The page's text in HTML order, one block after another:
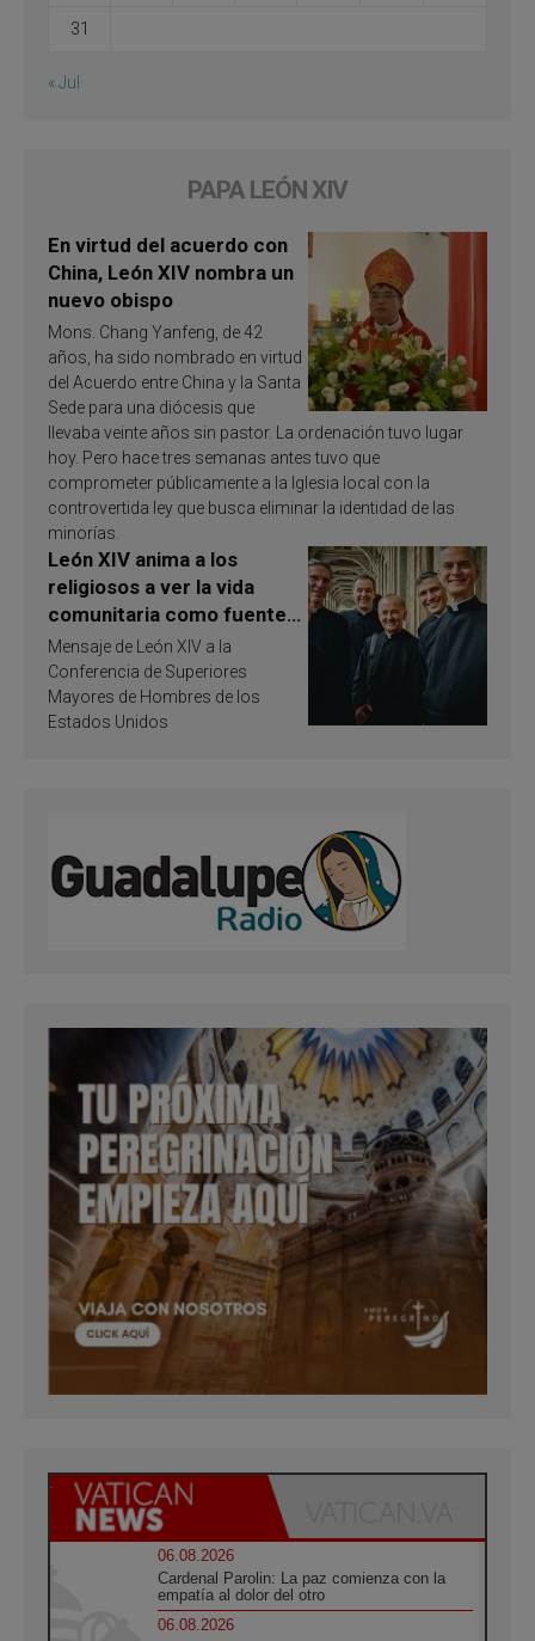
31
« Jul
PAPA LEÓN XIV
En virtud del acuerdo con
China, León XIV nombra un
nuevo obispo
Mons. Chang Yanfeng, de 42
años, ha sido nombrado en virtud
del Acuerdo entre China y la Santa
Sede para una diócesis que
llevaba veinte años sin pastor. La ordenación tuvo lugar
hoy. Pero hace tres semanas antes tuvo que
comprometer públicamente a la Iglesia local con la
controvertida ley que busca eliminar la identidad de las
minorías.
León XIV anima a los
religiosos a ver la vida
comunitaria como fuente
de inspiración y
santificación
Mensaje de León XIV a la
Conferencia de Superiores
Mayores de Hombres de los
Estados Unidos
06.08.2026
Cardenal Parolin: La paz comienza con la
empatía al dolor del otro
06.08.2026